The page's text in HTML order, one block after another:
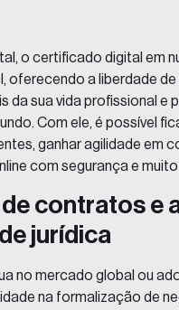
o certificado digital em
oferecendo a liberdade
da sua vida profissional e
Com ele, é possível
ganhar agilidade em
com segurança e muito
contratos e
jurídica
no mercado global ou
na formalização de